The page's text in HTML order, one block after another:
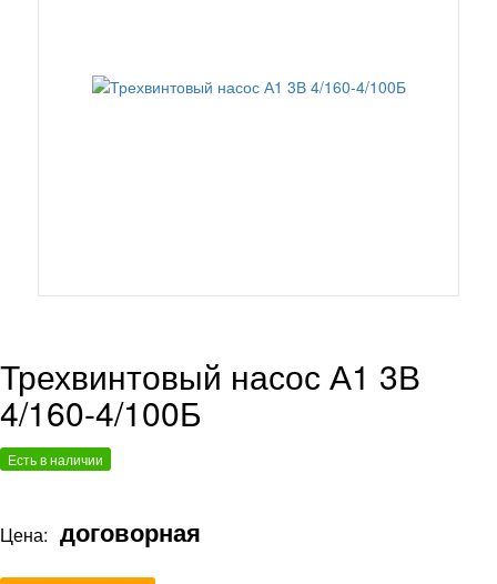
Трехвинтовый насос А1 3В
4/160-4/100Б
Есть в наличии
Цена: договорная